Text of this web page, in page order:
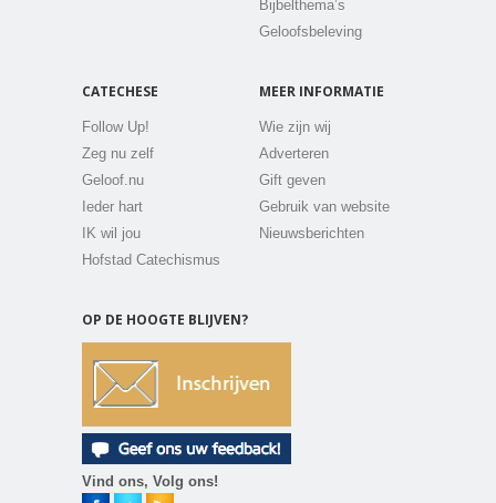
Bijbelthema’s
Geloofsbeleving
CATECHESE
Follow Up!
Zeg nu zelf
Geloof.nu
Ieder hart
IK wil jou
Hofstad Catechismus
MEER INFORMATIE
Wie zijn wij
Adverteren
Gift geven
Gebruik van website
Nieuwsberichten
OP DE HOOGTE BLIJVEN?
Vind ons, Volg ons!